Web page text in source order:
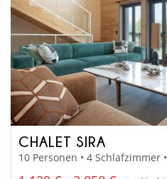
CHALET SIRA
10 Personen • 4 Schlafzimmer